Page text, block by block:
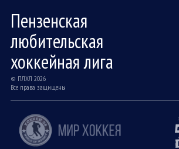
Пензенская
любительская
хоккейная лига
© ПЛХЛ 2026
Все права защищены